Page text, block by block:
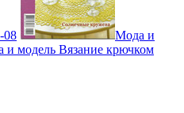
08
Мода и
и модель Вязание крючком